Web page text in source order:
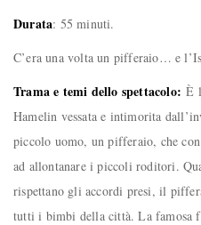
Durata: 55 minuti.
C’era una volta un pifferaio… e
Trama e temi dello spettacolo:È
Hamelin vessata e intimorita
piccolo uomo, un pifferaio, che
ad allontanare i piccoli roditori.
rispettano gli accordi presi, il
tutti i bimbi della città. La famosa